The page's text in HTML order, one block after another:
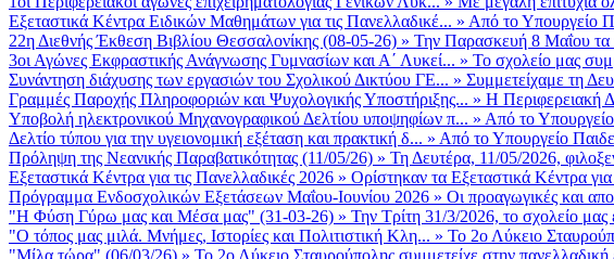
Εξεταστικά Κέντρα Ειδικών Μαθημάτων για τις Πανελλαδικέ... » Από το Υπουργείο
22η Διεθνής Έκθεση Βιβλίου Θεσσαλονίκης (08-05-26) » Την Παρασκευή 8 Μαΐου τα
3οι Αγώνες Εκφραστικής Ανάγνωσης Γυμνασίων και Α΄ Λυκεί... » Το σχολείο μας
Συνάντηση διάχυσης των εργασιών του Σχολικού Δικτύου ΓΕ... » Συμμετείχαμε τη
Γραμμές Παροχής Πληροφοριών και Ψυχολογικής Υποστήριξης... » Η Περιφερειακή
Υποβολή ηλεκτρονικού Μηχανογραφικού Δελτίου υποψηφίων π... » Από το
Δελτίο τύπου για την υγειονομική εξέταση και πρακτική δ... » Από το Υπουργείο
Πρόληψη της Νεανικής Παραβατικότητας (11/05/26) » Τη Δευτέρα, 11/05/2026,
Εξεταστικά Κέντρα για τις Πανελλαδικές 2026 » Ορίστηκαν τα Εξεταστικά Κέντρα
Πρόγραμμα Ενδοσχολικών Εξετάσεων Μαΐου-Ιουνίου 2026 » Οι προαγωγικές και
"Η Φύση Γύρω μας και Μέσα μας" (31-03-26) » Την Τρίτη 31/3/2026, το σχολείο
"Ο τόπος μας μιλά. Μνήμες, Ιστορίες και Πολιτιστική Κλη... » Το 2ο Λύκειο
"Μίλα τώρα" (06/03/26) » Το 2ο Λύκειο Σταυρούπολης συμμετείχε στην